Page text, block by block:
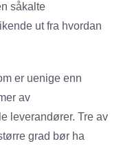
såkalte
ut fra hvordan
er uenige enn
av
leverandører. Tre av
grad bør ha